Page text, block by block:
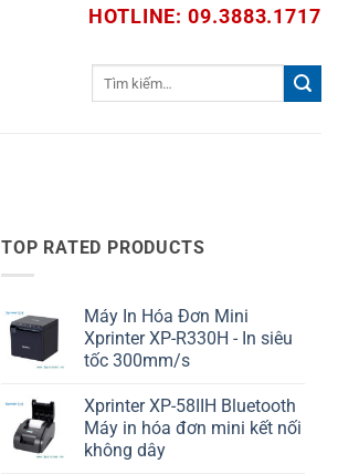
HOTLINE: 09.3883.1717
TOP RATED PRODUCTS
Máy In Hóa Đơn Mini
Xprinter XP-R330H - In siêu
tốc 300mm/s
Xprinter XP-58IIH Bluetooth
Máy in hóa đơn mini kết nối
không dây